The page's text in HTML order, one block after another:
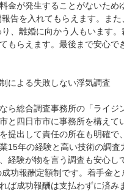
金が発生することがないため
告を入れてもらえます。ま
、離婚に向かう人もいます。
もらえます。最後まで安心で
による失敗しない浮気調査
ら総合調査事務所の「ライジ
と四日市市に事務所を構えて
提出して責任の所在も明確で
15年の経験と高い技術の調査
経験が物を言う調査も安心し
功報酬定額制です。着手金
ば成功報酬は支払わずに済み